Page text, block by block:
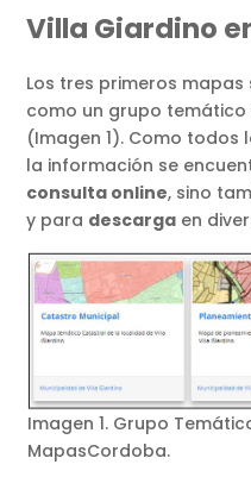
Villa Giardino
Los tres primeros
como un grupo
(Imagen 1). Como todos
la información se
consulta online, sino
y para descarga en
Imagen 1. Grupo
MapasCordoba.